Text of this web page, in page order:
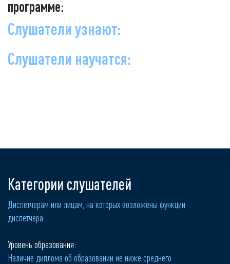
программе:
Слушатели узнают:
Слушатели научатся:
Категории слушателей
Диспетчерам или лицам, на которых возложены функции
диспетчера
Уровень образования:
Наличие диплома об образовании не ниже среднего